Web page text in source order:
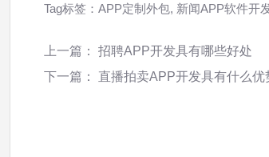
Tag标签： APP定制外包, 新闻APP软件开
上一篇： 招聘APP开发具有哪些好处
下一篇： 直播拍卖APP开发具有什么优